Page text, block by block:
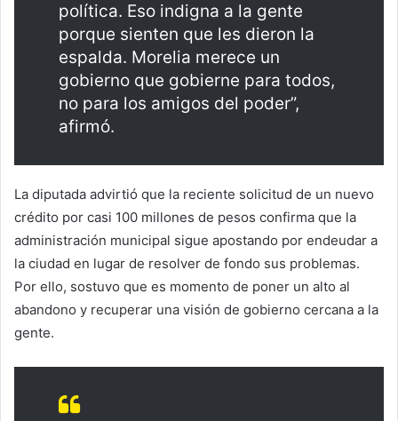
política. Eso indigna a la gente
porque sienten que les dieron la
espalda. Morelia merece un
gobierno que gobierne para todos,
no para los amigos del poder”,
afirmó.
La diputada advirtió que la reciente solicitud de un nuevo
crédito por casi 100 millones de pesos confirma que la
administración municipal sigue apostando por endeudar a
la ciudad en lugar de resolver de fondo sus problemas.
Por ello, sostuvo que es momento de poner un alto al
abandono y recuperar una visión de gobierno cercana a la
gente.